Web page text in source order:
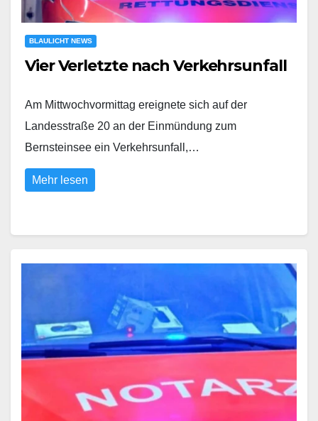
BLAULICHT NEWS
Vier Verletzte nach Verkehrsunfall
Am Mittwochvormittag ereignete sich auf der
Landesstraße 20 an der Einmündung zum
Bernsteinsee ein Verkehrsunfall,…
Mehr lesen